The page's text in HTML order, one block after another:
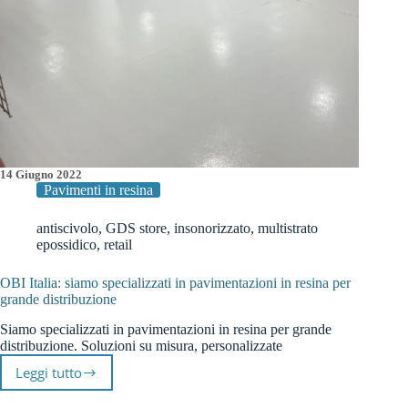
14 Giugno 2022
Pavimenti in resina
antiscivolo, GDS store, insonorizzato, multistrato
epossidico, retail
OBI Italia: siamo specializzati in pavimentazioni in resina per
grande distribuzione
Siamo specializzati in pavimentazioni in resina per grande
distribuzione. Soluzioni su misura, personalizzate
Leggi tutto
OBI